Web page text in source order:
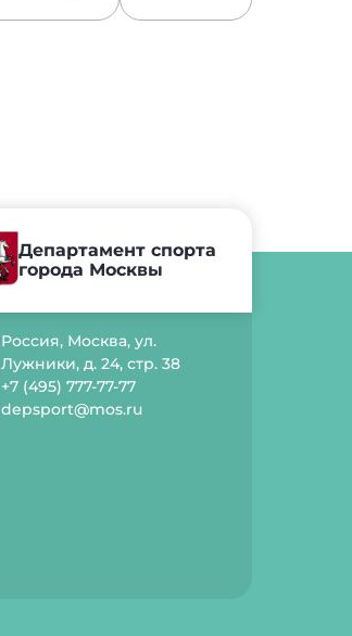
Департамент спорта
города Москвы
Россия, Москва, ул.
Лужники, д. 24, стр. 38
+7 (495) 777-77-77
depsport@mos.ru